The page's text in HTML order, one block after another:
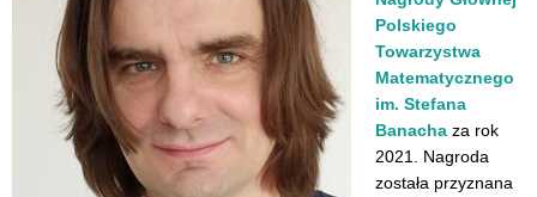
Polskiego
Towarzystwa
Matematycznego
im. Stefana
Banacha za rok
2021. Nagroda
została przyznana